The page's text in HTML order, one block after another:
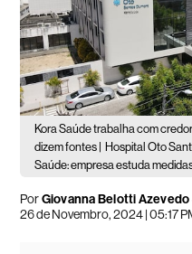
Kora Saúde trabalha com
dizem fontes |
Hospital Oto
Saúde: empresa estuda
PorGiovanna Belotti Azevedo
26 de Novembro, 2024 | 05:17